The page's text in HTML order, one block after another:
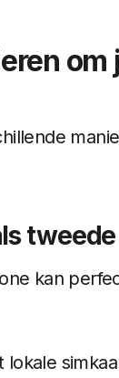
kan
lokale